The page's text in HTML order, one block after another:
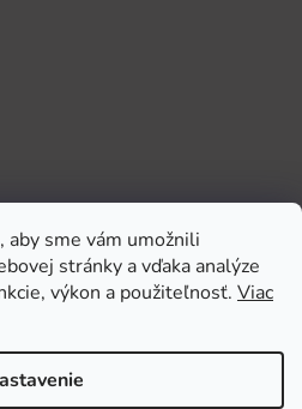
aby sme vám umožnili
stránky a vďaka analýze
výkon a použiteľnosť. Viac